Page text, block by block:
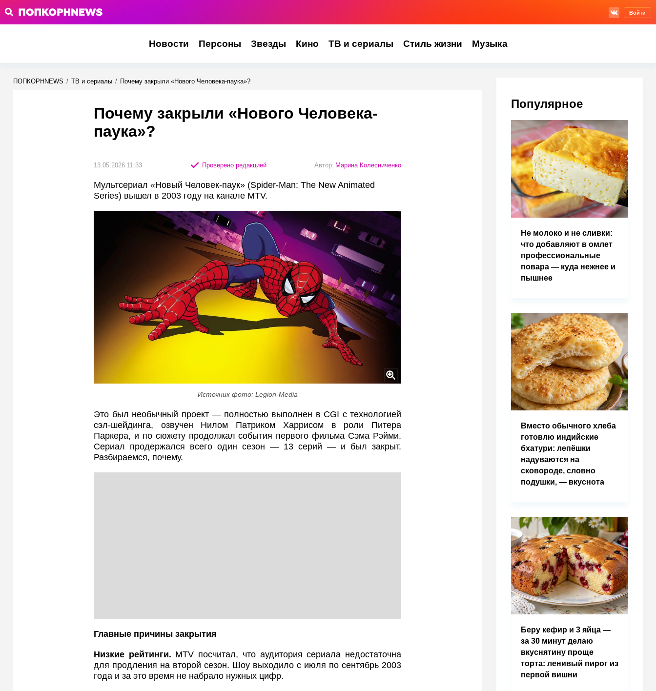
Войти
Новости Персоны Звезды Кино ТВ и сериалы Стиль жизни Музыка
ПОПКОРНNEWS / ТВ и сериалы / Почему закрыли «Нового Человека-паука»?
Почему закрыли «Нового Человека-
паука»?
13.05.2026 11:33 Проверено редакцией Автор: Марина Колесниченко
Мультсериал «Новый Человек-паук» (Spider-Man: The New Animated
Series) вышел в 2003 году на канале MTV.
Источник фото: Legion-Media
Это был необычный проект — полностью выполнен в CGI с технологией
сэл-шейдинга, озвучен Нилом Патриком Харрисом в роли Питера
Паркера, и по сюжету продолжал события первого фильма Сэма Рэйми.
Сериал продержался всего один сезон — 13 серий — и был закрыт.
Разбираемся, почему.
Главные причины закрытия
Низкие рейтинги. MTV посчитал, что аудитория сериала недостаточна
для продления на второй сезон. Шоу выходило с июля по сентябрь 2003
года и за это время не набрало нужных цифр.
Популярное
Не молоко и не сливки:
что добавляют в омлет
профессиональные
повара — куда нежнее и
пышнее
Вместо обычного хлеба
готовлю индийские
бхатури: лепёшки
надуваются на
сковороде, словно
подушки, — вкуснота
Беру кефир и 3 яйца —
за 30 минут делаю
вкуснятину проще
торта: ленивый пирог из
первой вишни